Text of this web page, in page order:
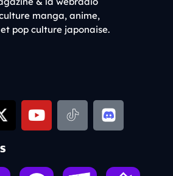
manga, anime,
pop culture japonaise.